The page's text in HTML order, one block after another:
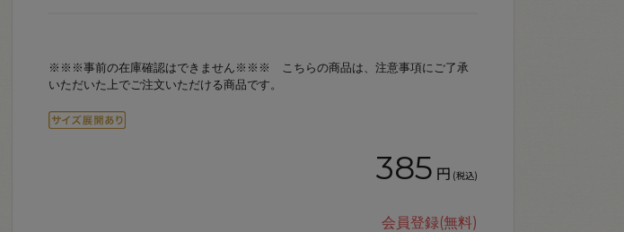
※※※事前の在庫確認はできません※※※ こちらの商品は、注意事項にご了承
いただいた上でご注文いただける商品です。
385 円 (税込)
会員登録(無料)